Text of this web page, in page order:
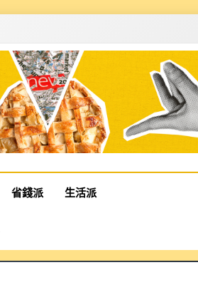
省錢派 生活派